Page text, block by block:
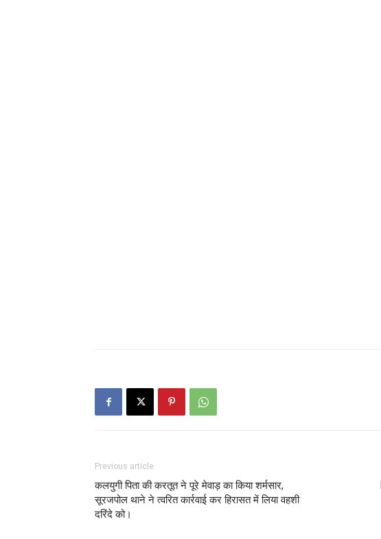
Previous article
कलयुगी पिता की करतूत ने पूरे मेवाड़ का किया शर्मसार,
सूरजपोल थाने ने त्वरित कार्रवाई कर हिरासत में लिया वहशी
दरिंदे को।